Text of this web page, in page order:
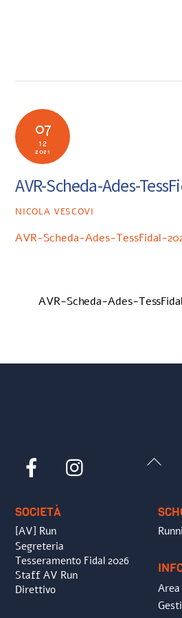
07
12
2021
AVR-Scheda-Ades-
NICOLA VESCOVI
AVR-Scheda-Ades-TessFidal-
AVR-Scheda-Ades-
Back
Facebook
SOCIETÀ
[AV] Run
Segreteria
Tesseramento Fidal 2026
Staff AV Run
Direttivo